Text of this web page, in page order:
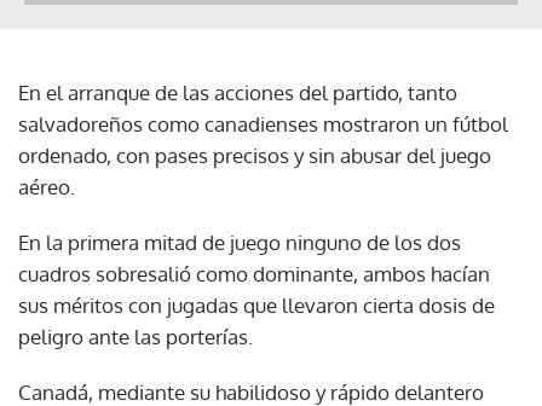
En el arranque de las acciones del partido, tanto
salvadoreños como canadienses mostraron un fútbol
ordenado, con pases precisos y sin abusar del juego
aéreo.
En la primera mitad de juego ninguno de los dos
cuadros sobresalió como dominante, ambos hacían
sus méritos con jugadas que llevaron cierta dosis de
peligro ante las porterías.
Canadá, mediante su habilidoso y rápido delantero